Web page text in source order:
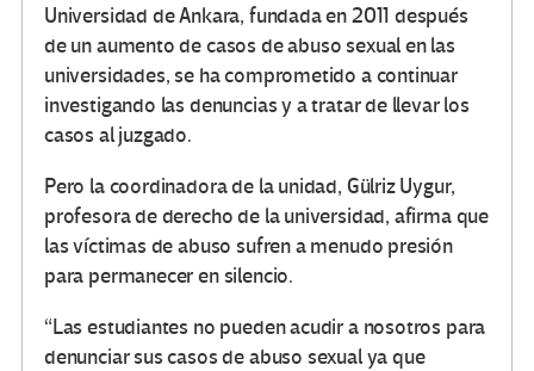
Universidad de Ankara, fundada en 2011 después
de un aumento de casos de abuso sexual en las
universidades, se ha comprometido a continuar
investigando las denuncias y a tratar de llevar los
casos al juzgado.
Pero la coordinadora de la unidad, Gülriz Uygur,
profesora de derecho de la universidad, afirma que
las víctimas de abuso sufren a menudo presión
para permanecer en silencio.
“Las estudiantes no pueden acudir a nosotros para
denunciar sus casos de abuso sexual ya que